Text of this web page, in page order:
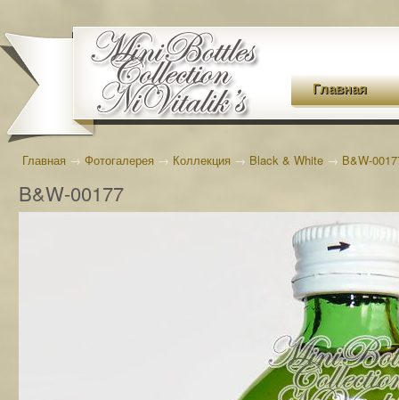
Главная
Главная → Фотогалерея → Коллекция → Black & White → B&W-
B&W-00177